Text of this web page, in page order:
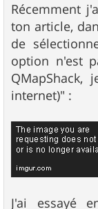
Récemment
ton article,
de
option n'est
QMapShack,
internet)" :
J'ai essayé